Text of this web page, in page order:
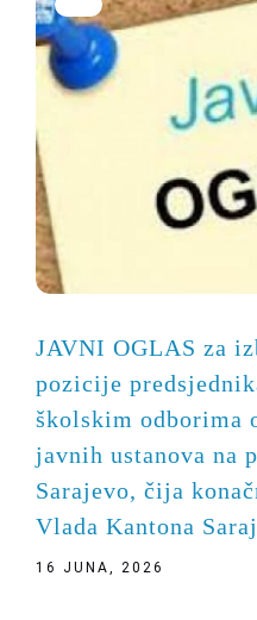
JAVNI OGLAS za
pozicije
školskim odborima
javnih ustanova na
Sarajevo, čija
Vlada Kantona
16 JUNA, 2026